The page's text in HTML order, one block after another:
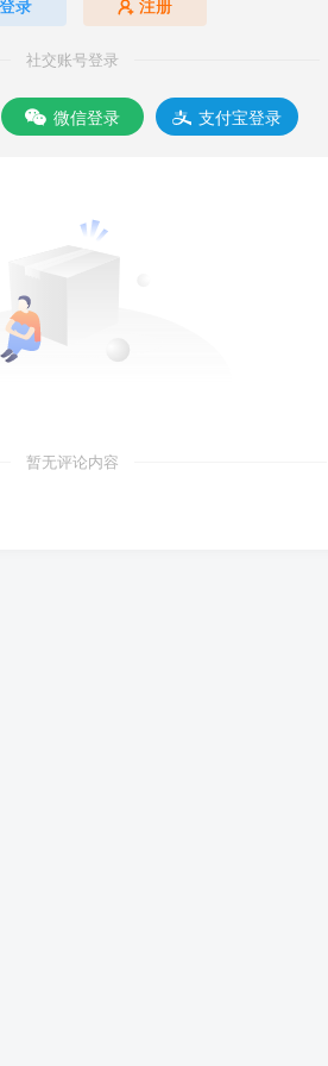
登录 注册
社交账号登录
微信登录 支付宝登录
暂无评论内容